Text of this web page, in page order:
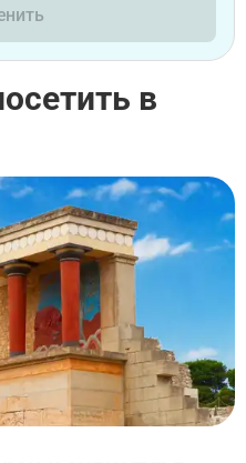
в